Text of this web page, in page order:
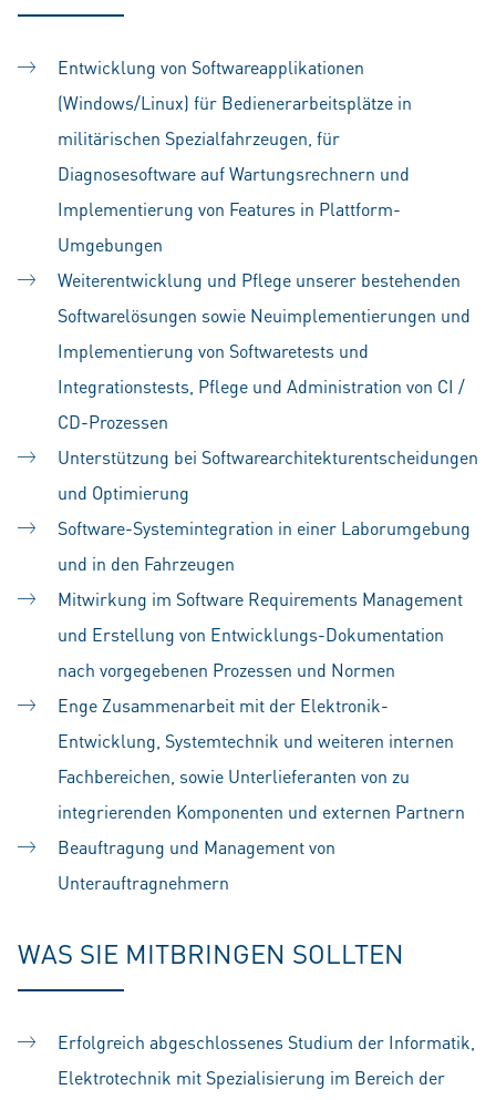
Entwicklung von Softwareapplikationen
(Windows/Linux) für Bedienerarbeitsplätze in
militärischen Spezialfahrzeugen, für
Diagnosesoftware auf Wartungsrechnern und
Implementierung von Features in Plattform-
Umgebungen
Weiterentwicklung und Pflege unserer bestehenden
Softwarelösungen sowie Neuimplementierungen und
Implementierung von Softwaretests und
Integrationstests, Pflege und Administration von CI /
CD-Prozessen
Unterstützung bei Softwarearchitekturentscheidungen
und Optimierung
Software-Systemintegration in einer Laborumgebung
und in den Fahrzeugen
Mitwirkung im Software Requirements Management
und Erstellung von Entwicklungs-Dokumentation
nach vorgegebenen Prozessen und Normen
Enge Zusammenarbeit mit der Elektronik-
Entwicklung, Systemtechnik und weiteren internen
Fachbereichen, sowie Unterlieferanten von zu
integrierenden Komponenten und externen Partnern
Beauftragung und Management von
Unterauftragnehmern
WAS SIE MITBRINGEN SOLLTEN
Erfolgreich abgeschlossenes Studium der Informatik,
Elektrotechnik mit Spezialisierung im Bereich der